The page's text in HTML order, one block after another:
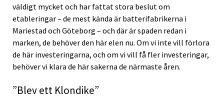
väldigt mycket och har fattat stora beslut om
etableringar – de mest kända är batterifabrikerna i
Mariestad och Göteborg – och där är spaden redan i
marken, de behöver den här elen nu. Om vi inte vill förlora
de här investeringarna, och om vi vill få fler investeringar,
behöver vi klara de här sakerna de närmaste åren.
”Blev ett Klondike”